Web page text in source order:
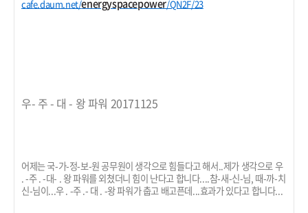
cafe.daum.net/energyspacepower/QN2F/23
우- 주 - 대 - 왕 파워 20171125
어제는 국-가-정-보-원 공무원이 생각으로 힘들다고 해서..제가 생각으로 우
. -주 . -대- . 왕 파워를 외쳤더니 힘이 난다고 합니다....참-새-신-님, 때-까-치
신-님이...우 . -주 .- 대 . -왕 파워가 춥고 배고픈데...효과가 있다고 합니다...